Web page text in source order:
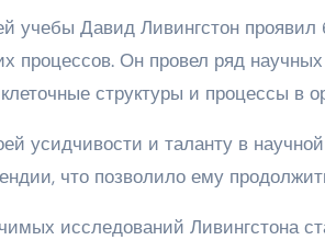
учебы Давид Ливингстон
процессов. Он провел ряд
структуры и процессы в
усидчивости и таланту в
что позволило ему
исследований Ливингстона